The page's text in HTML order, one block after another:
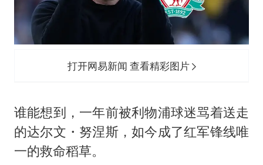
“新疆阿勒泰八月能滑雪”不实
向鹏0-3不敌张本智和
四川宜宾地震网友称睡觉被摇醒
东方之约 相约未来
打开网易新闻 查看精彩图片
谁能想到，一年前被利物浦球迷骂着送走
的达尔文・ 努涅斯，如今成了红军锋线唯
一的救命稻草。